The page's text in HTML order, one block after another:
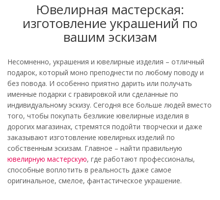
Ювелирная мастерская:
изготовление украшений по
вашим эскизам
Несомненно, украшения и ювелирные изделия – отличный
подарок, который моно преподнести по любому поводу и
без повода. И особенно приятно дарить или получать
именные подарки с гравировкой или сделанные по
индивидуальному эскизу. Сегодня все больше людей вместо
того, чтобы покупать безликие ювелирные изделия в
дорогих магазинах, стремятся подойти творчески и даже
заказывают изготовление ювелирных изделий по
собственным эскизам. Главное – найти правильную
ювелирную мастерскую, где работают профессионалы,
способные воплотить в реальность даже самое
оригинальное, смелое, фантастическое украшение.